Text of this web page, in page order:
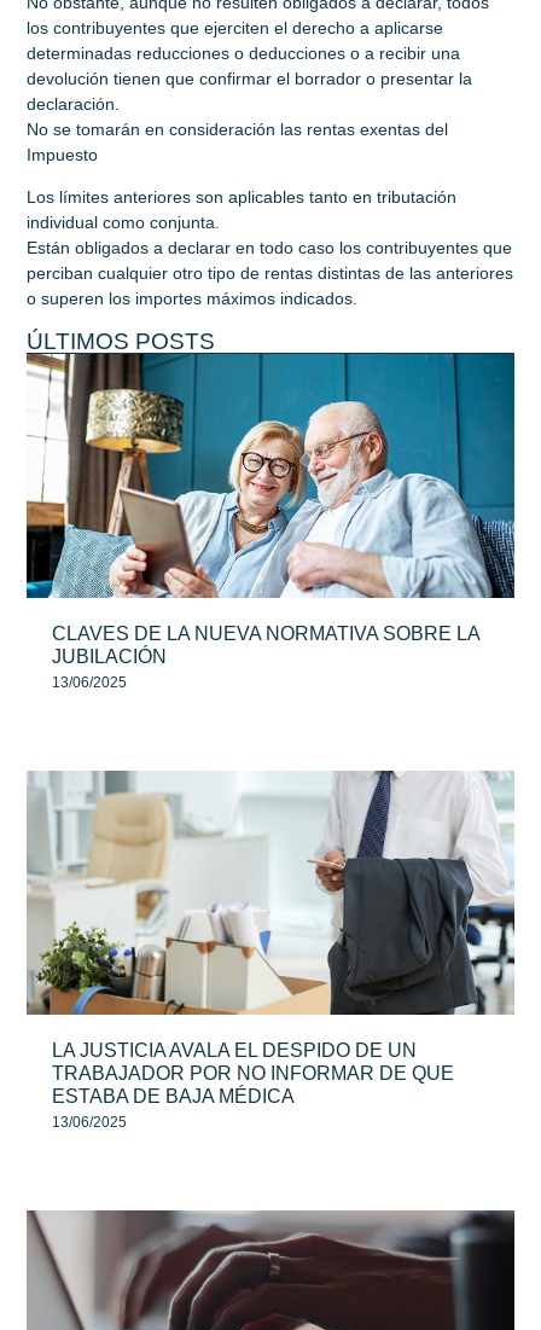
los contribuyentes que ejerciten el derecho a aplicarse
determinadas reducciones o deducciones o a recibir una
devolución tienen que confirmar el borrador o presentar la
declaración.
No se tomarán en consideración las rentas exentas del
Impuesto
Los límites anteriores son aplicables tanto en tributación
individual como conjunta.
Están obligados a declarar en todo caso los contribuyentes que
perciban cualquier otro tipo de rentas distintas de las anteriores
o superen los importes máximos indicados.
ÚLTIMOS POSTS
CLAVES DE LA NUEVA NORMATIVA SOBRE LA
JUBILACIÓN
13/06/2025
LA JUSTICIA AVALA EL DESPIDO DE UN
TRABAJADOR POR NO INFORMAR DE QUE
ESTABA DE BAJA MÉDICA
13/06/2025